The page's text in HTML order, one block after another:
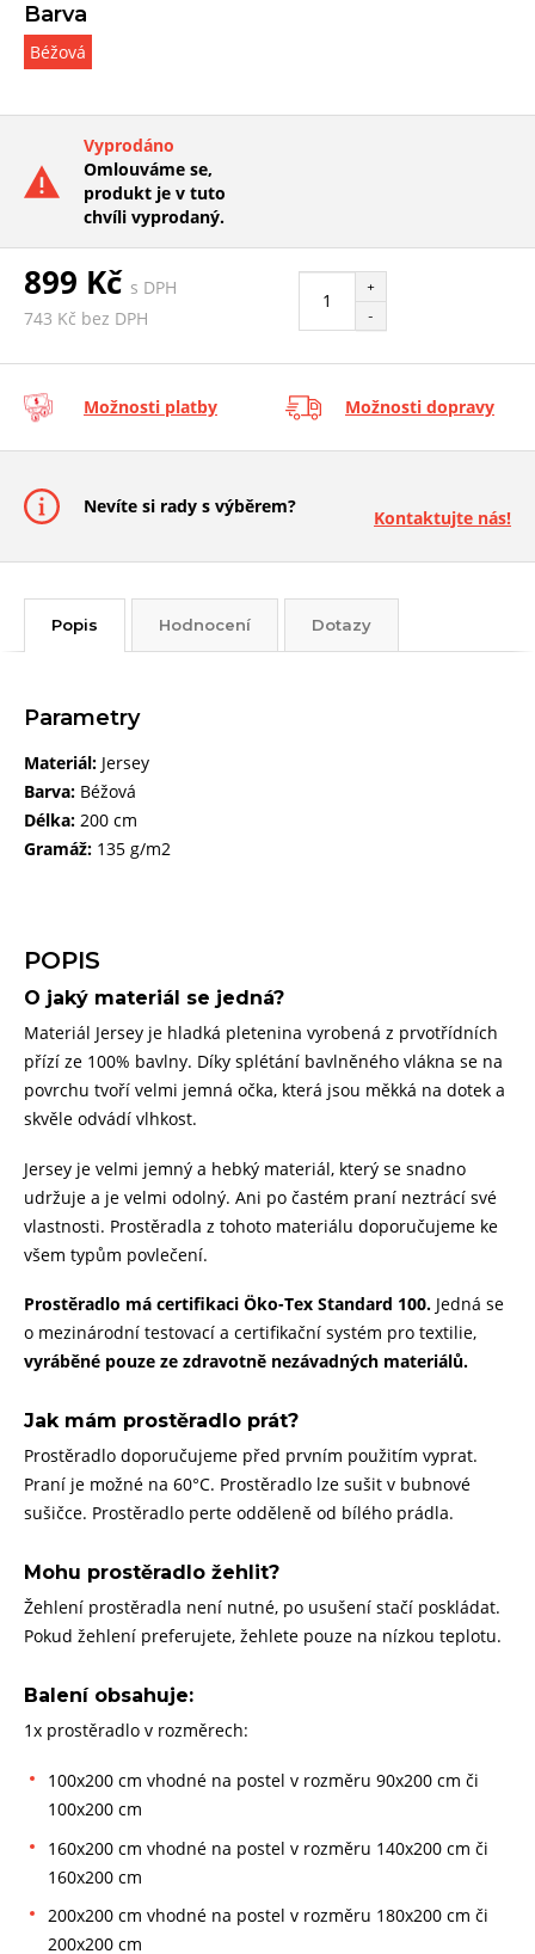
Barva
Béžová
Vyprodáno
Omlouváme se,
produkt je v tuto
chvíli vyprodaný.
899 Kč s DPH
743 Kč bez DPH
+
-
Možnosti platby Možnosti dopravy
Nevíte si rady s výběrem?
Kontaktujte nás!
Popis Hodnocení Dotazy
POPIS
O jaký materiál se jedná?
Materiál Jersey je hladká pletenina vyrobená z prvotřídních
přízí ze 100% bavlny. Díky splétání bavlněného vlákna se na
povrchu tvoří velmi jemná očka, která jsou měkká na dotek a
skvěle odvádí vlhkost.
Jersey je velmi jemný a hebký materiál, který se snadno
udržuje a je velmi odolný. Ani po častém praní neztrácí své
vlastnosti. Prostěradla z tohoto materiálu doporučujeme ke
všem typům povlečení.
Prostěradlo má certifikaci Öko-Tex Standard 100. Jedná se
o mezinárodní testovací a certifikační systém pro textilie,
vyráběné pouze ze zdravotně nezávadných materiálů.
Jak mám prostěradlo prát?
Prostěradlo doporučujeme před prvním použitím vyprat.
Praní je možné na 60°C. Prostěradlo lze sušit v bubnové
sušičce. Prostěradlo perte odděleně od bílého prádla.
Mohu prostěradlo žehlit?
Žehlení prostěradla není nutné, po usušení stačí poskládat.
Pokud žehlení preferujete, žehlete pouze na nízkou teplotu.
Balení obsahuje:
1x prostěradlo v rozměrech:
100x200 cm vhodné na postel v rozměru 90x200 cm či
100x200 cm
160x200 cm vhodné na postel v rozměru 140x200 cm či
160x200 cm
200x200 cm vhodné na postel v rozměru 180x200 cm či
200x200 cm
Parametry
Materiál: Jersey
Barva: Béžová
Délka: 200 cm
Gramáž: 135 g/m2